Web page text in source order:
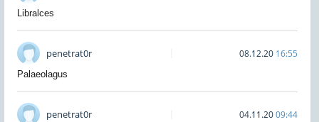
Libralces
penetrat0r 08.12.20 16:55
Palaeolagus
penetrat0r 04.11.2009:44